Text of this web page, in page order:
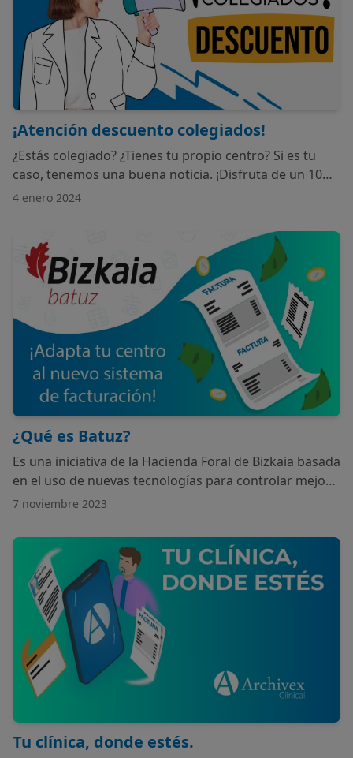
¡Atención descuento colegiados!
¿Estás colegiado? ¿Tienes tu propio centro? Si es tu
caso, tenemos una buena noticia. ¡Disfruta de un 10%
de descuento durante medio año con nosotros!
4 enero 2024
¿Qué es Batuz?
Es una iniciativa de la Hacienda Foral de Bizkaia basada
en el uso de nuevas tecnologías para controlar mejor
los ingresos de los negocios, combatir la economía
7 noviembre 2023
Tu clínica, donde estés.